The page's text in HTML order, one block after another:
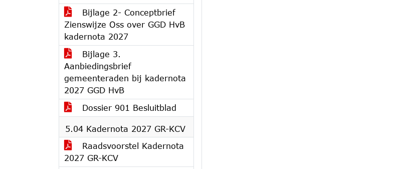
Bijlage 2- Conceptbrief
Zienswijze Oss over GGD HvB
kadernota 2027
Bijlage 3.
Aanbiedingsbrief
gemeenteraden bij kadernota
2027 GGD HvB
Dossier 901 Besluitblad
5.04 Kadernota 2027 GR-KCV
Raadsvoorstel Kadernota
2027 GR-KCV